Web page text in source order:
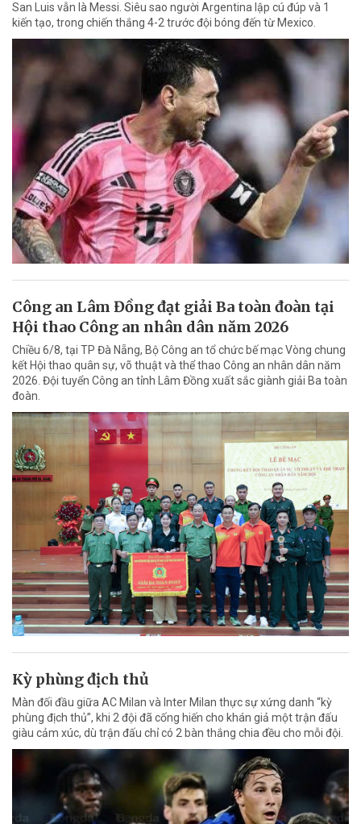
San Luis vẫn là Messi. Siêu sao người Argentina lập cú đúp và 1
kiến tạo, trong chiến thắng 4-2 trước đội bóng đến từ Mexico.
Công an Lâm Đồng đạt giải Ba toàn đoàn tại
Hội thao Công an nhân dân năm 2026
Chiều 6/8, tại TP Đà Nẵng, Bộ Công an tổ chức bế mạc Vòng chung
kết Hội thao quân sự, võ thuật và thể thao Công an nhân dân năm
2026. Đội tuyển Công an tỉnh Lâm Đồng xuất sắc giành giải Ba toàn
đoàn.
Kỳ phùng địch thủ
Màn đối đầu giữa AC Milan và Inter Milan thực sự xứng danh “kỳ
phùng địch thủ”, khi 2 đội đã cống hiến cho khán giả một trận đấu
giàu cảm xúc, dù trận đấu chỉ có 2 bàn thắng chia đều cho mỗi đội.